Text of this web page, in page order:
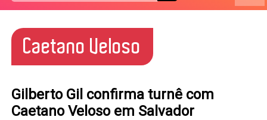
Caetano Veloso
Gilberto Gil confirma turnê com
Caetano Veloso em Salvador